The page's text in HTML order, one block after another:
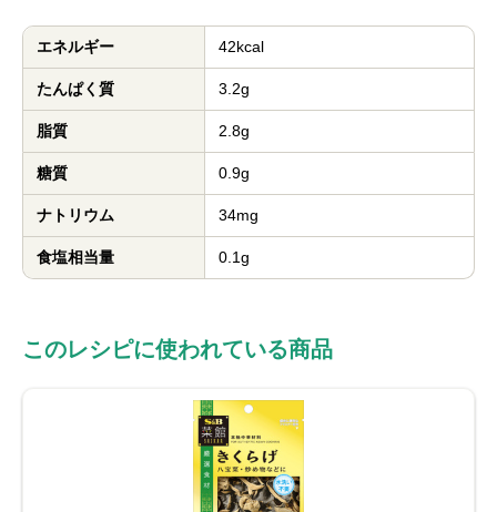
エネルギー 42kcal
たんぱく質 3.2g
脂質 2.8g
糖質 0.9g
ナトリウム 34mg
食塩相当量 0.1g
このレシピに使われている商品